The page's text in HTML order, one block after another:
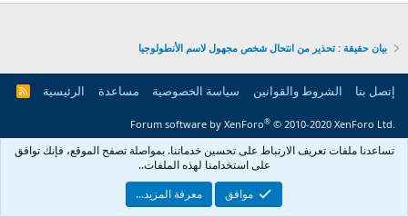
بيان حقيقة : تحذير من انتحال شخص مجهول لاسم الأنطولوجيا
إتصل بنا الشروط والقوانين سياسة الخصوصية مساعدة الرئيسية
R
Forum software by XenForo® © 2010-2020 XenForo Ltd.
تساعدنا ملفات تعريف الارتباط على تحسين خدماتنا. بمواصلة تصفح الموقع، فإنك توافق
على ‏استخدامنا لهذه الملفات..
موافق
معرفة المزيد...